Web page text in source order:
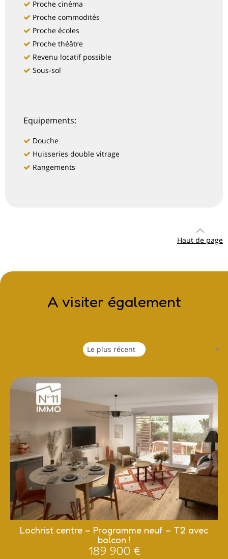
Proche cinéma
Proche commodités
Proche écoles
Proche théâtre
Revenu locatif possible
Sous-sol
Equipements:
Douche
Huisseries double vitrage
Rangements
Haut de page
A visiter également
Le plus récent
Lochrist centre – Programme neuf – T2 avec
balcon !
189 900 €